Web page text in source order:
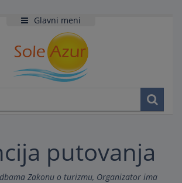
Glavni meni
putovanja
Zakonu o turizmu, Organizator ima